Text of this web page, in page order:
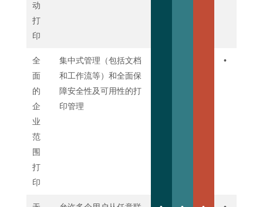
动
打
印
全
面
的
企
业
范
围
打
印
集中式管理（包括文档
和工作流等）和全面保
障安全性及可用性的打
印管理
•